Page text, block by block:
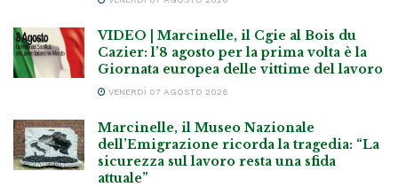
VIDEO | Marcinelle, il Cgie al Bois du
Cazier: l’8 agosto per la prima volta è la
Giornata europea delle vittime del lavoro
VENERDÌ 07 AGOSTO 2026
Marcinelle, il Museo Nazionale
dell’Emigrazione ricorda la tragedia: “La
sicurezza sul lavoro resta una sfida
attuale”